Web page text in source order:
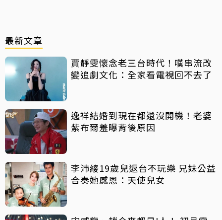
最新文章
賈靜雯懷念老三台時代！嘆串流改
變追劇文化：全家看電視回不去了
逸祥結婚到現在都還沒開機！老婆
紫布爾羞曝背後原因
李沛綾19歲兒返台不玩樂 兄妹公益
合奏她感恩：天使兒女